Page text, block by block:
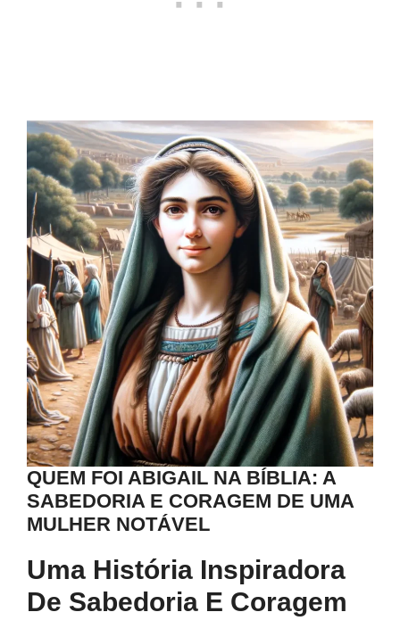
QUEM FOI ABIGAIL NA BÍBLIA: A
SABEDORIA E CORAGEM DE UMA
MULHER NOTÁVEL
Uma História Inspiradora
De Sabedoria E Coragem